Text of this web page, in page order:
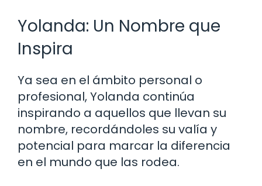
Yolanda: Un Nombre que
Inspira
Ya sea en el ámbito personal o
profesional, Yolanda continúa
inspirando a aquellos que llevan su
nombre, recordándoles su valía y
potencial para marcar la diferencia
en el mundo que las rodea.